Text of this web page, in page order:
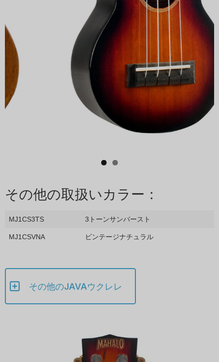
その他の取扱いカラー：
MJ1CS3TS 3トーンサンバースト
MJ1CSVNA ビンテージナチュラル
その他のJAVAウクレレ